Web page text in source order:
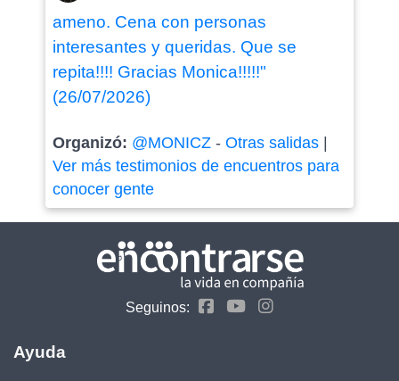
ameno. Cena con personas
interesantes y queridas. Que se
repita!!!! Gracias Monica!!!!!"
(26/07/2026)
Organizó: @MONICZ- Otras salidas|
Ver más testimonios de encuentros para
conocer gente
Seguinos:
Ayuda